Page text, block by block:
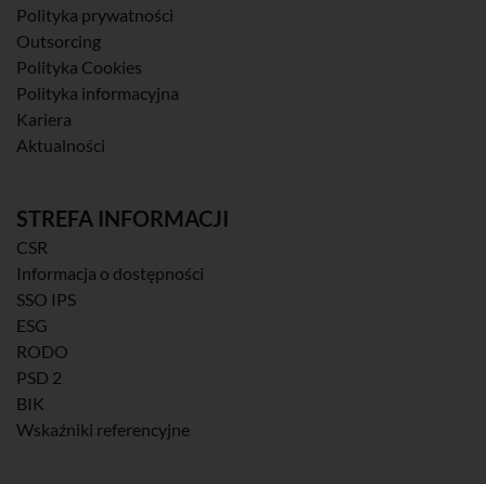
Polityka prywatności
Outsorcing
Polityka Cookies
Polityka informacyjna
Kariera
Aktualności
STREFA INFORMACJI
CSR
Informacja o dostępności
SSO IPS
ESG
RODO
PSD 2
BIK
Wskaźniki referencyjne